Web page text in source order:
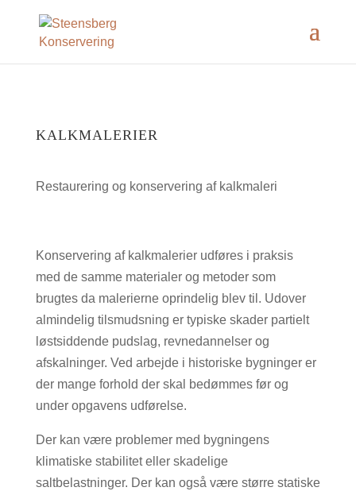
KALKMALERIER
Restaurering og konservering af kalkmaleri
Konservering af kalkmalerier udføres i praksis
med de samme materialer og metoder som
brugtes da malerierne oprindelig blev til. Udover
almindelig tilsmudsning er typiske skader partielt
løstsiddende pudslag, revnedannelser og
afskalninger. Ved arbejde i historiske bygninger er
der mange forhold der skal bedømmes før og
under opgavens udførelse.
Der kan være problemer med bygningens
klimatiske stabilitet eller skadelige
saltbelastninger. Der kan også være større statiske